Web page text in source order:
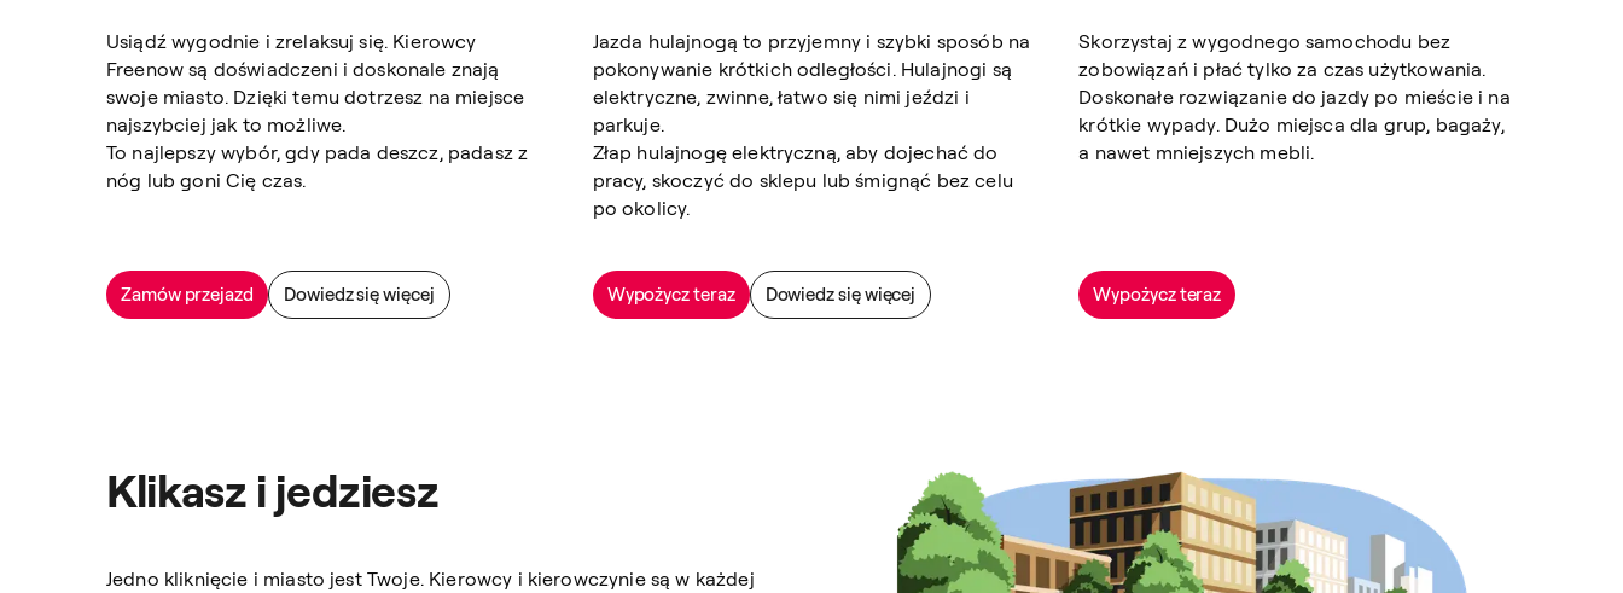
Usiądź wygodnie i zrelaksuj się. Kierowcy
Freenow są doświadczeni i doskonale znają
swoje miasto. Dzięki temu dotrzesz na miejsce
najszybciej jak to możliwe.
To najlepszy wybór, gdy pada deszcz, padasz z
nóg lub goni Cię czas.
Zamów przejazd Dowiedz się więcej
Jazda hulajnogą to przyjemny i szybki sposób na
pokonywanie krótkich odległości. Hulajnogi są
elektryczne, zwinne, łatwo się nimi jeździ i
parkuje.
Złap hulajnogę elektryczną, aby dojechać do
pracy, skoczyć do sklepu lub śmignąć bez celu
po okolicy.
Wypożycz teraz Dowiedz się więcej
Skorzystaj z wygodnego samochodu bez
zobowiązań i płać tylko za czas użytkowania.
Doskonałe rozwiązanie do jazdy po mieście i na
krótkie wypady. Dużo miejsca dla grup, bagaży,
a nawet mniejszych mebli.
Wypożycz teraz
Klikasz i jedziesz
Jedno kliknięcie i miasto jest Twoje. Kierowcy i kierowczynie są w każdej